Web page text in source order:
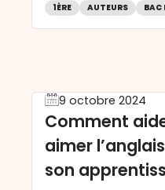
1ÈRE AUTEURS BAC
9 octobre 2024
Comment
aimer
son